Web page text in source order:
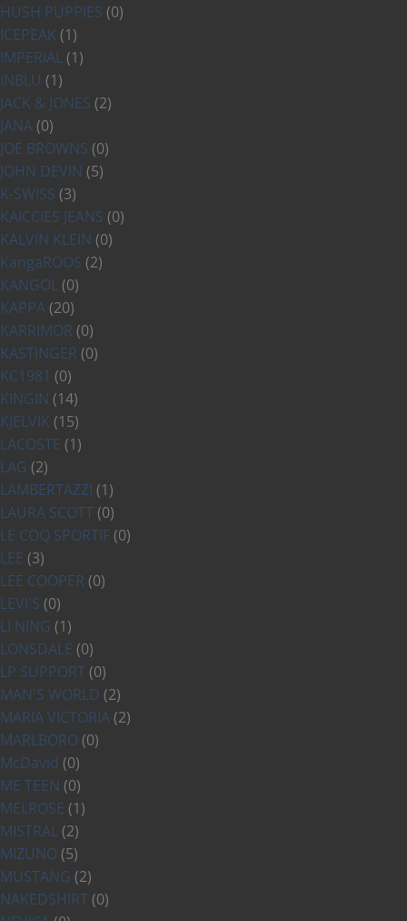
HUSH PUPPIES (0)
ICEPEAK (1)
IMPERIAL (1)
INBLU (1)
JACK & JONES (2)
JANA (0)
JOE BROWNS (0)
JOHN DEVIN (5)
K-SWISS (3)
KAICCIES JEANS (0)
KALVIN KLEIN (0)
KangaROOS (2)
KANGOL (0)
KAPPA (20)
KARRIMOR (0)
KASTINGER (0)
KC1981 (0)
KINGIN (14)
KJELVIK (15)
LACOSTE (1)
LAG (2)
LAMBERTAZZI (1)
LAURA SCOTT (0)
LE COQ SPORTIF (0)
LEE (3)
LEE COOPER (0)
LEVI'S (0)
LI NING (1)
LONSDALE (0)
LP SUPPORT (0)
MAN'S WORLD (2)
MARIA VICTORIA (2)
MARLBORO (0)
McDavid (0)
ME TEEN (0)
MELROSE (1)
MISTRAL (2)
MIZUNO (5)
MUSTANG (2)
NAKEDSHIRT (0)